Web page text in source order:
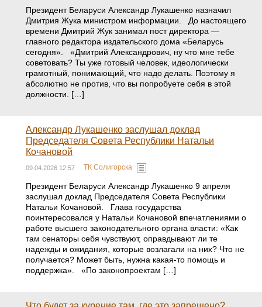
Президент Беларуси Александр Лукашенко назначил
Дмитрия Жука министром информации. До настоящего
времени Дмитрий Жук занимал пост директора —
главного редактора издательского дома «Беларусь
сегодня». «Дмитрий Александрович, ну что мне тебе
советовать? Ты уже готовый человек, идеологически
грамотный, понимающий, что надо делать. Поэтому я
абсолютно не против, что вы попробуете себя в этой
должности. […]
Александр Лукашенко заслушал доклад
Председателя Совета Республики Натальи
Кочановой
09.04.2026 12:57 ТК Солигорска
Президент Беларуси Александр Лукашенко 9 апреля
заслушал доклад Председателя Совета Республики
Натальи Кочановой. Глава государства
поинтересовался у Натальи Кочановой впечатлениями о
работе высшего законодательного органа власти: «Как
там сенаторы себя чувствуют, оправдывают ли те
надежды и ожидания, которые возлагали на них? Что не
получается? Может быть, нужна какая-то помощь и
поддержка». «По законопроектам […]